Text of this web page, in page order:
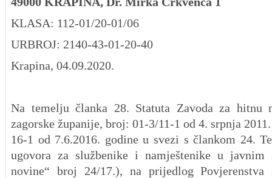
KLASA: 112-01/20-01/06
URBROJ: 2140-43-01-20-40
Krapina, 04.09.2020.
Na temelju članka 28. Statuta Zavoda za hitnu
zagorske županije, broj: 01-3/11-1 od 4. srpnja
16-1 od 7.6.2016. godine u svezi s člankom 24.
ugovora za službenike i namještenike u javnim
novine“ broj 24/17.), na prijedlog Povjerenstva